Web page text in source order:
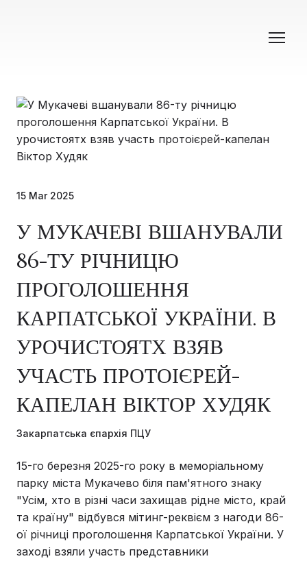
15 Mar 2025
У МУКАЧЕВІ ВШАНУВАЛИ
86-ТУ РІЧНИЦЮ
ПРОГОЛОШЕННЯ
КАРПАТСЬКОЇ УКРАЇНИ. В
УРОЧИСТОЯТХ ВЗЯВ
УЧАСТЬ ПРОТОІЄРЕЙ-
КАПЕЛАН ВІКТОР ХУДЯК
Закарпатська єпархія ПЦУ
15-го березня 2025-го року в меморіальному
парку міста Мукачево біля пам'ятного знаку
"Усім, хто в різні часи захищав рідне місто, край
та країну" відбувся мітинг-реквієм з нагоди 86-
ої річниці проголошення Карпатської України. У
заході взяли участь представники